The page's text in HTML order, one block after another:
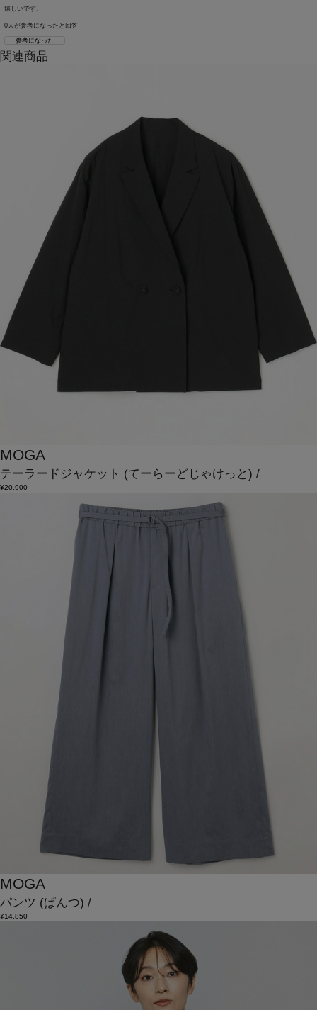
嬉しいです。
0人が参考になったと回答
参考になった
関連商品
MOGA
テーラードジャケット (てーらーどじゃけっと) /
¥20,900
MOGA
パンツ (ぱんつ) /
¥14,850